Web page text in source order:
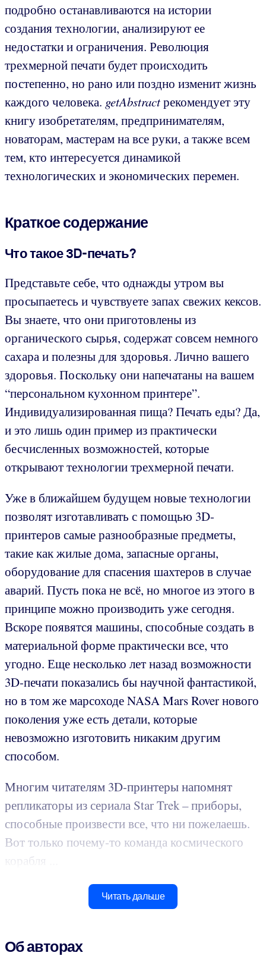
подробно останавливаются на истории
создания технологии, анализируют ее
недостатки и ограничения. Революция
трехмерной печати будет происходить
постепенно, но рано или поздно изменит жизнь
каждого человека. getAbstractрекомендует эту
книгу изобретателям, предпринимателям,
новаторам, мастерам на все руки, а также всем
тем, кто интересуется динамикой
технологических и экономических перемен.
Краткое содержание
Что такое 3D-печать?
Представьте себе, что однажды утром вы
просыпаетесь и чувствуете запах свежих кексов.
Вы знаете, что они приготовлены из
органического сырья, содержат совсем немного
сахара и полезны для здоровья. Лично вашего
здоровья. Поскольку они напечатаны на вашем
“персональном кухонном принтере”.
Индивидуализированная пища? Печать еды? Да,
и это лишь один пример из практически
бесчисленных возможностей, которые
открывают технологии трехмерной печати.
Уже в ближайшем будущем новые технологии
позволят изготавливать с помощью 3D-
принтеров самые разнообразные предметы,
такие как жилые дома, запасные органы,
оборудование для спасения шахтеров в случае
аварий. Пусть пока не всё, но многое из этого в
принципе можно производить уже сегодня.
Вскоре появятся машины, способные создать в
материальной форме практически все, что
угодно. Еще несколько лет назад возможности
3D-печати показались бы научной фантастикой,
но в том же марсоходе NASA Mars Rover нового
поколения уже есть детали, которые
невозможно изготовить никаким другим
способом.
Многим читателям 3D-принтеры напомнят
репликаторы из сериала Star Trek – приборы,
способные произвести все, что ни пожелаешь.
Вот только почему-то команда космического
корабля ...
Читать дальше
Об авторах